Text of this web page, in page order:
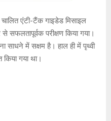
एंटी-टैंक गाइडेड मिसाइल
सफलतापूर्वक परीक्षण किया गया।
साधने में सक्षम है। हाल ही में पृथ्वी
किया गया था।